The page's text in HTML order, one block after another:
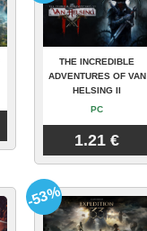
THE INCREDIBLE
ADVENTURES OF VAN
HELSING II
PC
1.21 €
-53%